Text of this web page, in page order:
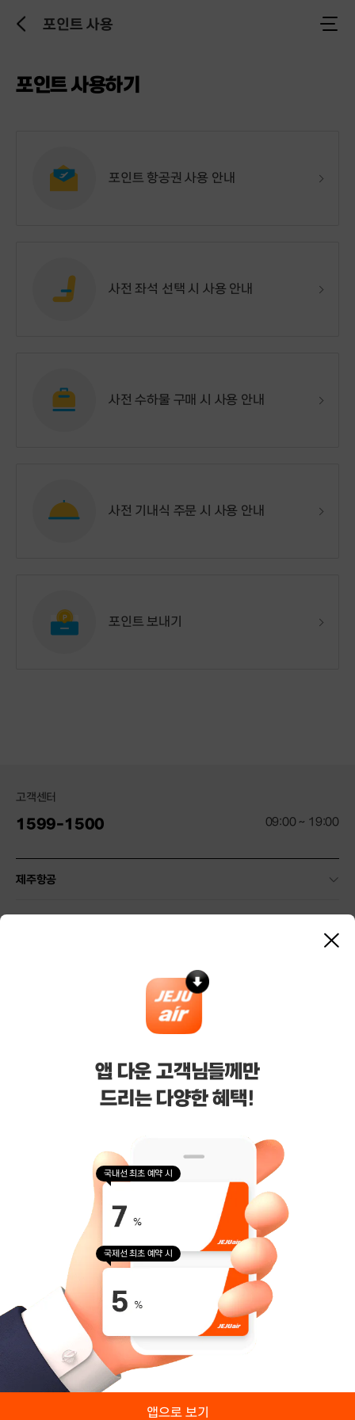
이
로
포인트 사용
포인트 사용하기
포인트 항공권 사용 안내
사전 좌석 선택 시 사용 안내
사전 수하물 구매 시 사용 안내
사전 기내식 주문 시 사용 안내
포인트 보내기
닫
앱 다운 고객님들께만
드리는 다양한 혜택!
국내선 최초 예약 시
국제선 최초 예약 시
앱으로 보기
고객센터
1599-1500 09:00 ~ 19:00
제주항공
통신판매업신고 : 제주 2006-125호
호스팅 사업자 : AWS
주소 : 제주특별자치도 제주시 신대로 64 (연동, 건설공제회관 3층)
jejuair.help@jejuair.net
partnership@jejuair.net
Copyright ⓒ Jeju Air. All Rights Reserved.
https://www.youtube.com/@jejuair_official
https://instagram.com/jejuair_official
https://www.tiktok.com/@jejuair_official
https://www.facebook.com/funjejuair/
소비자중심경영 인증기업